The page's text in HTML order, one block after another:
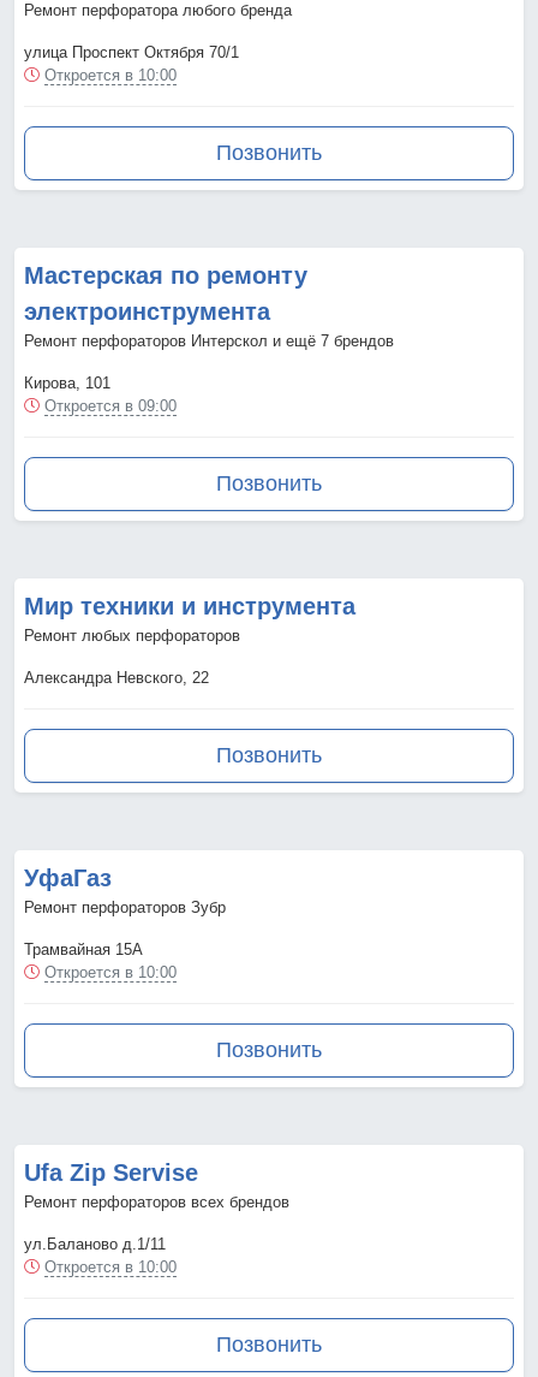
Ремонт перфоратора любого бренда
улица Проспект Октября 70/1
Откроется в 10:00
Позвонить
Мастерская по ремонту
электроинструмента
Ремонт перфораторов Интерскол и ещё 7 брендов
Кирова, 101
Откроется в 09:00
Позвонить
Мир техники и инструмента
Ремонт любых перфораторов
Александра Невского, 22
Позвонить
УфаГаз
Ремонт перфораторов Зубр
Трамвайная 15А
Откроется в 10:00
Позвонить
Ufa Zip Servise
Ремонт перфораторов всех брендов
ул.Баланово д.1/11
Откроется в 10:00
Позвонить